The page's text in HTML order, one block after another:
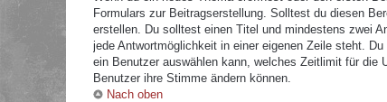
Formulars zur Beitragserstellung. Solltest du diesen
erstellen. Du solltest einen Titel und mindestens zwei
jede Antwortmöglichkeit in einer eigenen Zeile steht.
ein Benutzer auswählen kann, welches Zeitlimit für die
Benutzer ihre Stimme ändern können.
Nach oben